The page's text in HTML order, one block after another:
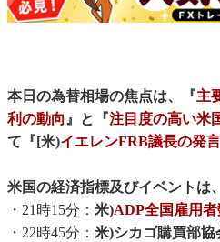
本日の為替相場の焦点は、『主
利の動向』と『注目度の高い米
て『[米)イエレンFRB議長の発言
米国の経済指標及びイベントは、
・21時15分： 米)ADP全国雇用者
・22時45分： 米)シカゴ購買部協